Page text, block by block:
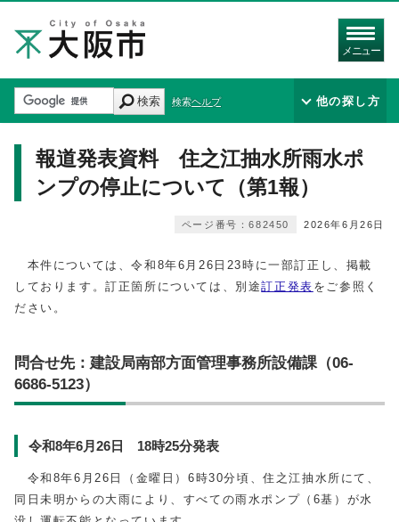
メニュー
検索 検索ヘルプ 他の探し方
報道発表資料 住之江抽水所雨水ポ
ンプの停止について（第1報）
2026年6月26日
ページ番号：682450
本件については、令和8年6月26日23時に一部訂正し、掲載
しております。訂正箇所については、別途訂正発表 をご参照く
ださい。
問合せ先：建設局南部方面管理事務所設備課（06-
6686-5123）
令和8年6月26日 18時25分発表
令和8年6月26日（金曜日）6時30分頃、住之江抽水所にて、
同日未明からの大雨により、すべての雨水ポンプ（6基）が水